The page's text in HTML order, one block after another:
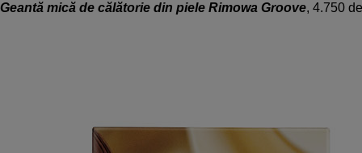
Geantă mică de călătorie din piele Rimowa Groove, 4.750